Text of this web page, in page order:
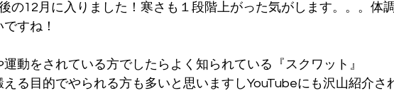
の12月に入りました！寒さも１段階上がった気がします。。。体
すね！
運動をされている方でしたらよく知られている『スクワット』
る目的でやられる方も多いと思いますしYouTubeにも沢山紹介さ